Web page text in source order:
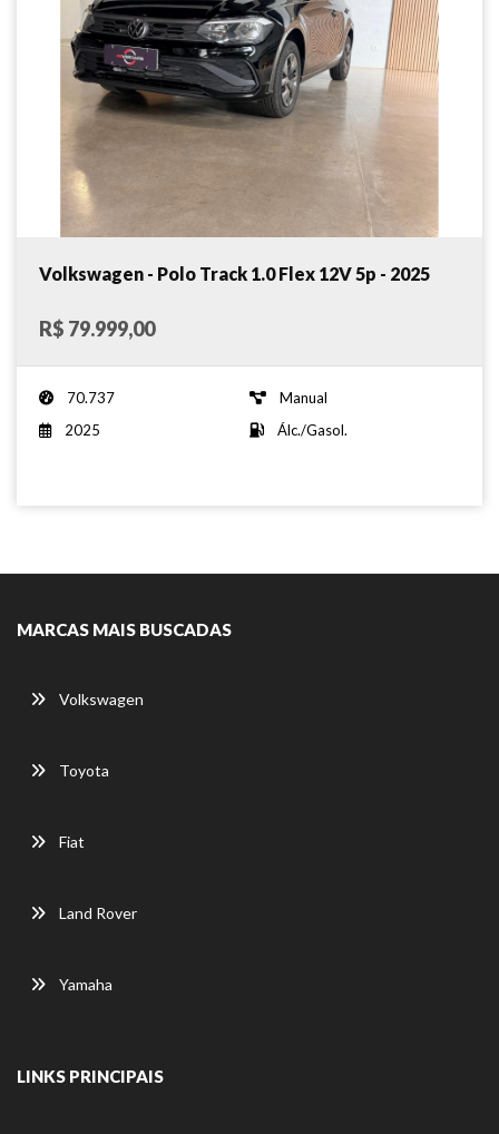
Volkswagen - Polo Track 1.0 Flex 12V 5p - 2025
R$ 79.999,00
70.737
Manual
2025
Álc./Gasol.
MARCAS MAIS BUSCADAS
Volkswagen
Toyota
Fiat
Land Rover
Yamaha
LINKS PRINCIPAIS